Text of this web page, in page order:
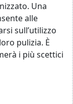
Una
alle
sull’utilizzo
pulizia. È
i più scettici